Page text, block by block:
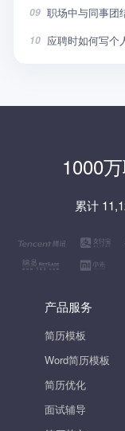
09 职场中与同事团
10 应聘时如何写个
1000
累计
产品服务
简历模板
Word简历模板
简历优化
面试辅导